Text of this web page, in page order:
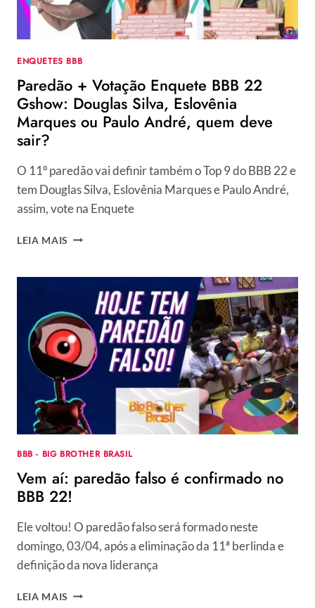
EDIÇÃO
ENQUETES BBB
Paredão + Votação Enquete BBB 22
Gshow: Douglas Silva, Eslovênia
Marques ou Paulo André, quem deve
sair?
O 11º paredão vai definir também o Top 9 do BBB 22 e
tem Douglas Silva, Eslovênia Marques e Paulo André,
assim, vote na Enquete
LEIA MAIS PAREDÃO
ENQUETE
22
GSHOW:
DOUGLAS
SILVA,
ESLOVÊNIA
MARQUES
OU
PAULO
ANDRÉ,
DEVE
BBB - BIG BROTHER BRASIL
Vem aí: paredão falso é confirmado no
BBB 22!
Ele voltou! O paredão falso será formado neste
domingo, 03/04, após a eliminação da 11ª berlinda e
definição da nova liderança
LEIA MAIS VEM